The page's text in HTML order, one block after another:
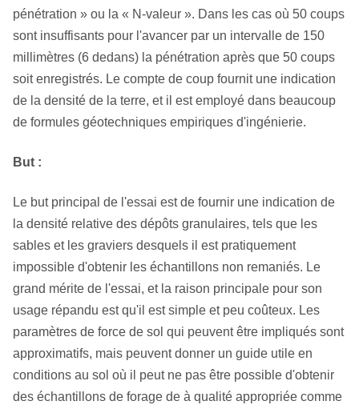
pénétration » ou la « N-valeur ». Dans les cas où 50 coups
sont insuffisants pour l'avancer par un intervalle de 150
millimètres (6 dedans) la pénétration après que 50 coups
soit enregistrés. Le compte de coup fournit une indication
de la densité de la terre, et il est employé dans beaucoup
de formules géotechniques empiriques d'ingénierie.
But :
Le but principal de l'essai est de fournir une indication de
la densité relative des dépôts granulaires, tels que les
sables et les graviers desquels il est pratiquement
impossible d'obtenir les échantillons non remaniés. Le
grand mérite de l'essai, et la raison principale pour son
usage répandu est qu'il est simple et peu coûteux. Les
paramètres de force de sol qui peuvent être impliqués sont
approximatifs, mais peuvent donner un guide utile en
conditions au sol où il peut ne pas être possible d'obtenir
des échantillons de forage de à qualité appropriée comme